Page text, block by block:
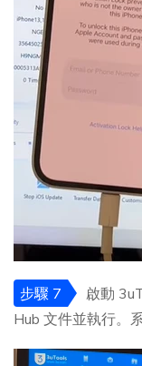
步驟 7
啟動
Hub 文件並執行。